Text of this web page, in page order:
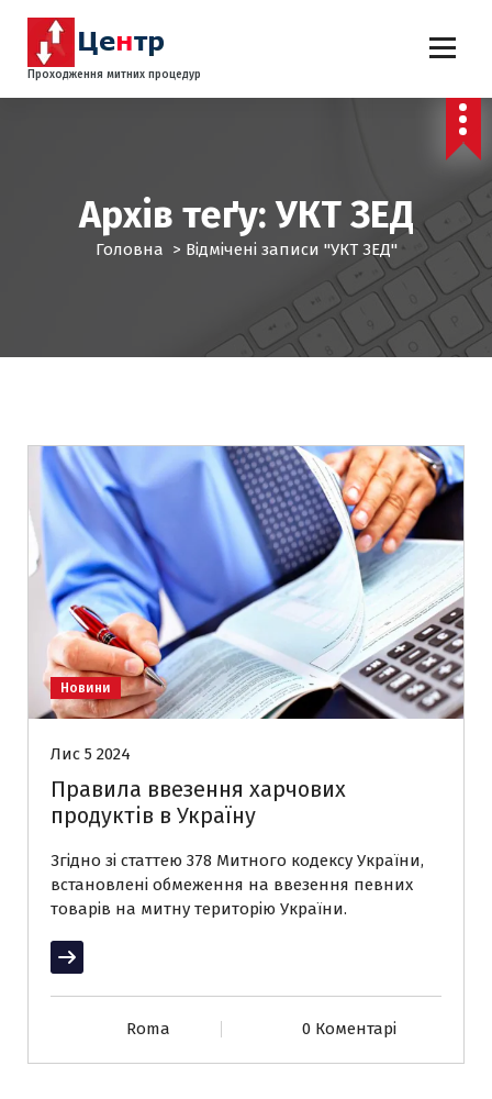
Проходження митних процедур
Архів теґу: УКТ ЗЕД
Головна > Відмічені записи "УКТ ЗЕД"
Новини
Лис 5 2024
Правила ввезення харчових
продуктів в Україну
Згідно зі статтею 378 Митного кодексу України,
встановлені обмеження на ввезення певних
товарів на митну територію України.
Читати далі
Roma 0 Коментарі